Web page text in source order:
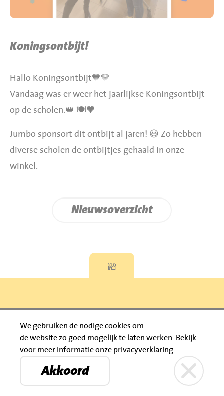
© 2026 Jumbo Huibers
Koningsontbijt!
Hallo Koningsontbijt🧡💛
Vandaag was er weer het jaarlijkse Koningsontbijt
op de scholen.👑 🍽🧡
Jumbo sponsort dit ontbijt al jaren! 😃 Zo hebben
diverse scholen de ontbijtjes gehaald in onze
winkel.
Nieuwsoverzicht
Bruïneplein Petenbos
Privacyverklaring
© 2026 Jumbo Huibers
IBAN: NL92 RABO 0395111021
Jumbo Huibers
We gebruiken de nodige cookies om
de website zo goed mogelijk te laten werken.
Bekijk
voor meer informatie onze privacyverklaring.
Akkoord